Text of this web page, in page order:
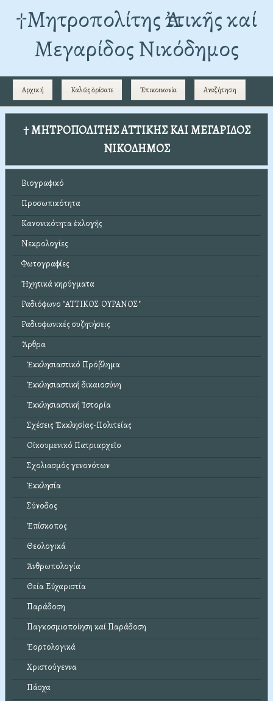
†Mητροπολίτης Ἀττικῆς καί
Μεγαρίδος Νικόδημος
Αρχική Καλῶς ὁρίσατε Ἐπικοινωνία Αναζήτηση
† ΜΗΤΡΟΠΟΛΙΤΗΣ ΑΤΤΙΚΗΣ ΚΑΙ ΜΕΓΑΡΙΔΟΣ
ΝΙΚΟΔΗΜΟΣ
Βιογραφικό
Προσωπικότητα
Κανονικότητα ἐκλογῆς
Νεκρολογίες
Φωτογραφίες
Ἠχητικά κηρύγματα
Ραδιόφωνο "ΑΤΤΙΚΟΣ ΟΥΡΑΝΟΣ"
Ραδιοφωνικές συζητήσεις
Ἄρθρα
Ἐκκλησιαστικό Πρόβλημα
Ἐκκλησιαστική δικαιοσύνη
Ἐκκλησιαστική Ἱστορία
Σχέσεις Ἐκκλησίας-Πολιτείας
Οἰκουμενικό Πατριαρχεῖο
Σχολιασμός γενονότων
Ἐκκλησία
Σύνοδος
Ἐπίσκοπος
Θεολογικά
Ἀνθρωπολογία
Θεία Εὐχαριστία
Παράδοση
Παγκοσμιοποίηση καί Παράδοση
Ἑορτολογικά
Χριστούγεννα
Πάσχα